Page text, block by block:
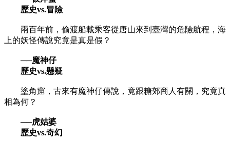
歷史vs.冒險
兩百年前，偷渡船載乘客從唐山來到臺灣的危險航程，海
上的妖怪傳說究竟是真是假？
──魔神仔
歷史vs.懸疑
塗角窟，古來有魔神仔傳說，竟跟糖郊商人有關，究竟真
相為何？
──虎姑婆
歷史vs.奇幻